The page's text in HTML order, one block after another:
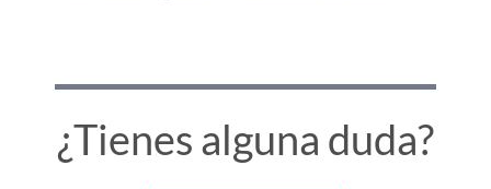
¿Tienes alguna duda?